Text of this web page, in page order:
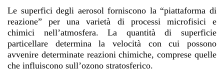
Le superfici degli aerosol forniscono la “piattaforma di
reazione” per una varietà di processi microfisici e
chimici nell’atmosfera. La quantità di superficie
particellare determina la velocità con cui possono
avvenire determinate reazioni chimiche, comprese quelle
che influiscono sull’ozono stratosferico.